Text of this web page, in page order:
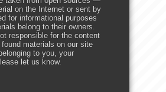
on the Internet or sent by
for informational purposes
belong to their owners.
responsible for the content
materials on our site
to you, your
let us know.